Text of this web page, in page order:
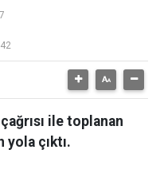
ile toplanan
çıktı.